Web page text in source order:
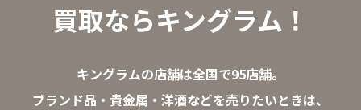
買取ならキングラム！
キングラムの店舗は全国で95店舗。
ブランド品・貴金属・洋酒などを売りたいときは、